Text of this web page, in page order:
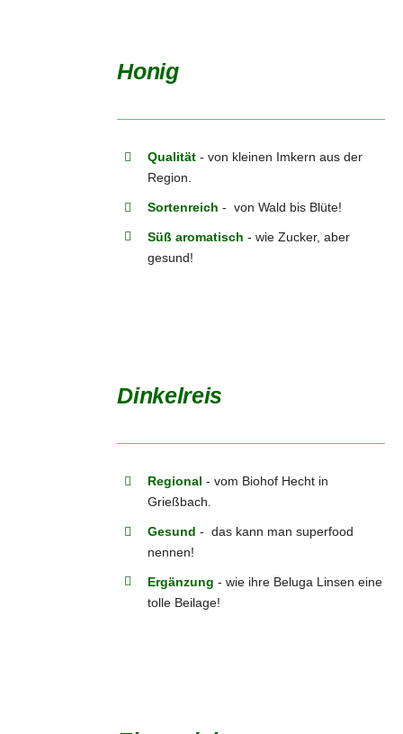
Honig
Qualität- von kleinen Imkern aus der
Region.
Sortenreich - von Wald bis Blüte!
Süß aromatisch - wie Zucker, aber
gesund!
Dinkelreis
Regional - vom Biohof Hecht in
Grießbach.
Gesund - das kann man superfood
nennen!
Ergänzung - wie ihre Beluga Linsen eine
tolle Beilage!